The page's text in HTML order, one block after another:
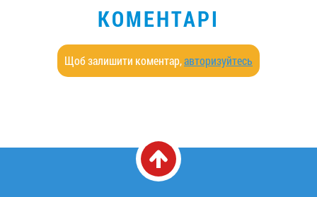
КОМЕНТАРІ
Щоб залишити коментар,авторизуйтесь